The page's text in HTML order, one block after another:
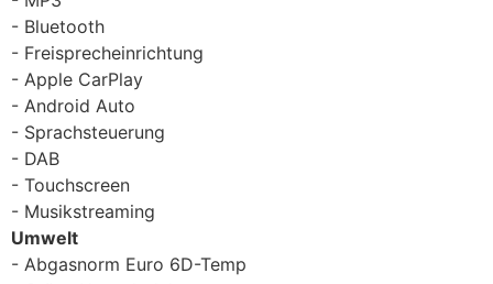
Bluetooth
Freisprecheinrichtung
Apple CarPlay
Android Auto
Sprachsteuerung
DAB
Touchscreen
Musikstreaming
Umwelt
Abgasnorm Euro 6D-Temp